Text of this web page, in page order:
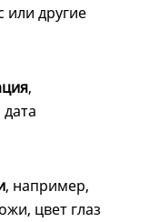
или другие
,
, например,
цвет глаз